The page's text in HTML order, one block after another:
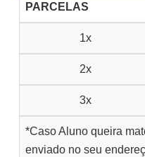
PARCELAS
1x
2x
3x
*Caso Aluno queira
enviado no seu